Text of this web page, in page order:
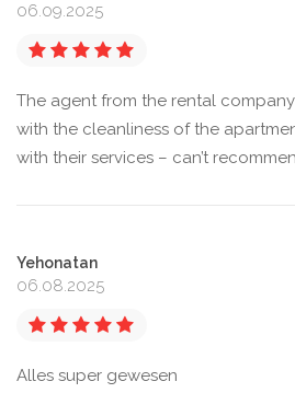
06.09.2025
The agent from the rental
with the cleanliness of the
with their services – can’t
Yehonatan
06.08.2025
Alles super gewesen